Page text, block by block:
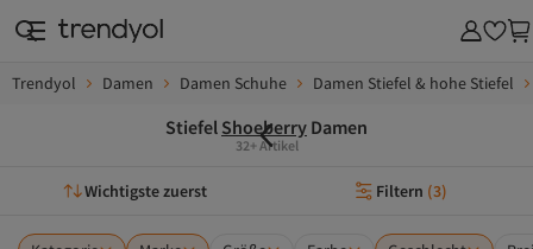
Trendyol Damen Damen Schuhe Damen Stiefel & hohe Stiefel
Stiefel Shoeberry Damen
32+ Artikel
Wichtigste zuerst Filtern (3)